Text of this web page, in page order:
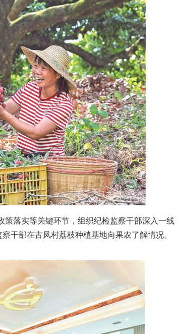
落实等关键环节，组织纪检监察干部深入一线
干部在古凤村荔枝种植基地向果农了解情况。